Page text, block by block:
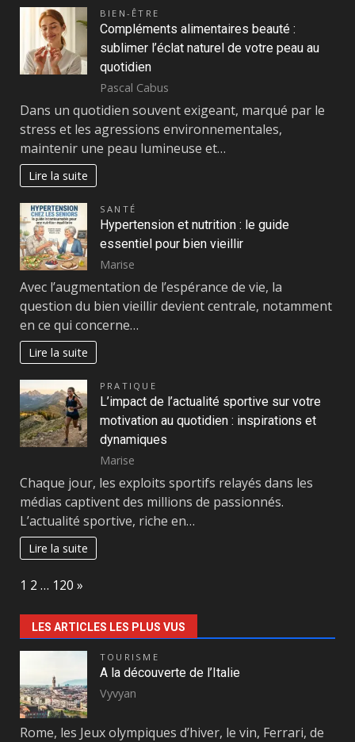
BIEN-ÊTRE
Compléments alimentaires beauté :
sublimer l’éclat naturel de votre peau au
quotidien
Pascal Cabus
Dans un quotidien souvent exigeant, marqué par le
stress et les agressions environnementales,
maintenir une peau lumineuse et…
Lire la suite
SANTÉ
Hypertension et nutrition : le guide
essentiel pour bien vieillir
Marise
Avec l’augmentation de l’espérance de vie, la
question du bien vieillir devient centrale, notamment
en ce qui concerne…
Lire la suite
PRATIQUE
L’impact de l’actualité sportive sur votre
motivation au quotidien : inspirations et
dynamiques
Marise
Chaque jour, les exploits sportifs relayés dans les
médias captivent des millions de passionnés.
L’actualité sportive, riche en…
Lire la suite
Page:
1 2 … 120 Next
»
LES ARTICLES LES PLUS VUS
TOURISME
A la découverte de l’Italie
Vyvyan
Rome, les Jeux olympiques d’hiver, le vin, Ferrari, de